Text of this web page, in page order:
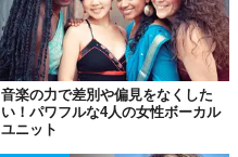
音楽の力で差別や偏見をなくした
い！パワフルな4人の女性ボーカル
ユニット